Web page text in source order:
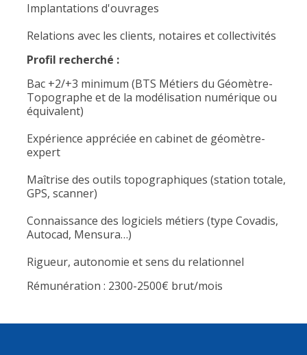
Implantations d'ouvrages
Relations avec les clients, notaires et collectivités
Profil recherché :
Bac +2/+3 minimum (BTS Métiers du Géomètre-
Topographe et de la modélisation numérique ou
équivalent)
Expérience appréciée en cabinet de géomètre-
expert
Maîtrise des outils topographiques (station totale,
GPS, scanner)
Connaissance des logiciels métiers (type Covadis,
Autocad, Mensura…)
Rigueur, autonomie et sens du relationnel
Rémunération : 2300-2500€ brut/mois